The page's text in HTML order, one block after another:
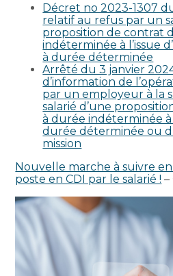
Décret no 2023-1307
relatif au refus par un
proposition de contrat
indéterminée à l’issue
à durée déterminée
Arrêté du 3 janvier
d’information de
par un employeur à la
salarié d’une
à durée indéterminée à
durée déterminée ou
mission
Nouvelle marche à suivre
poste en CDI par le salarié !